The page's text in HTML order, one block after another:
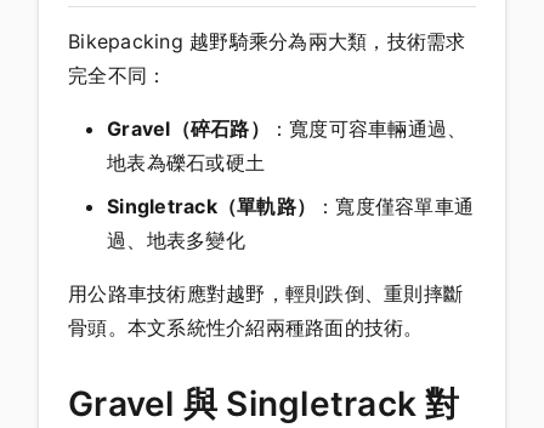
Bikepacking 越野騎乘分為兩大類，技術需求
完全不同：
Gravel（碎石路）
：寬度可容車輛通過、
地表為礫石或硬土
Singletrack（單軌路）
：寬度僅容單車通
過、地表多變化
用公路車技術應對越野，輕則跌倒、重則摔斷
骨頭。本文系統性介紹兩種路面的技術。
Gravel 與 Singletrack 對